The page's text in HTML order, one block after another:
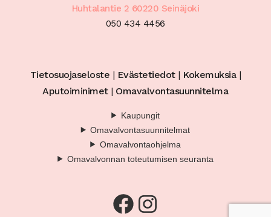
Huhtalantie 2 60220 Seinäjoki
050 434 4456
Tietosuojaseloste | Evästetiedot| Kokemuksia|
Aputoiminimet| Omavalvontasuunnitelma
Kaupungit
Omavalvontasuunnitelmat
Omavalvontaohjelma
Omavalvonnan toteutumisen seuranta
Facebook Instagram